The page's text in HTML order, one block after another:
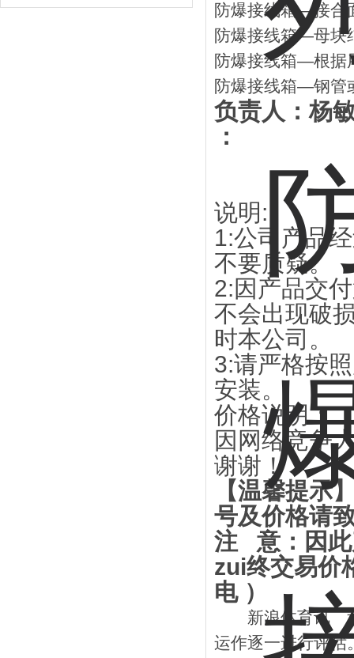
防爆接线箱—接合
防爆接线箱—母块
防爆接线箱—根据
防爆接线箱—钢管
负责人：杨
：
说明:
1:公司产品
不要质疑。
2:因产品交
不会出现破
时本公司。
3:请严格按
安装。
价格说明：
因网络竞争
谢谢！
【温馨提示
号及价格请
注 意：因此
zui终交易价
电 ）
新浪体育讯 北
运作逐一进行评估